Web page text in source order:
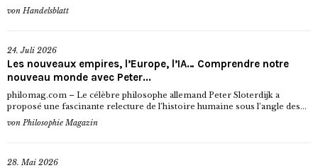
vonHandelsblatt
24. Juli 2026
Les nouveaux empires, l’Europe, l’IA… Comprendre notre
nouveau monde avec Peter...
philomag.com – Le célèbre philosophe allemand Peter Sloterdijk a
proposé une fascinante relecture de l’histoire humaine sous l’angle des...
von Philosophie Magazin
28. Mai 2026